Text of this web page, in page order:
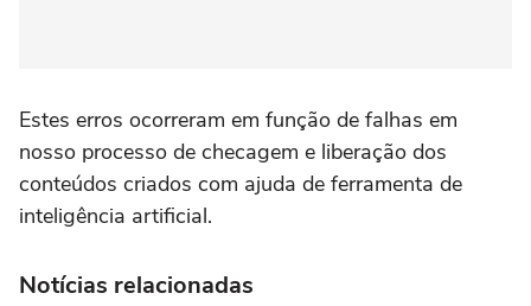
Estes erros ocorreram em função de falhas em
nosso processo de checagem e liberação dos
conteúdos criados com ajuda de ferramenta de
inteligência artificial.
Notícias relacionadas